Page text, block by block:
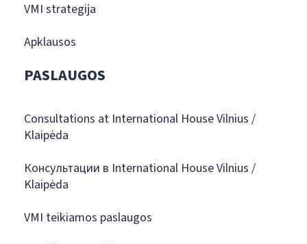
VMI strategija
Apklausos
PASLAUGOS
Consultations at International House Vilnius /
Klaipėda
Консультации в International House Vilnius /
Klaipėda
VMI teikiamos paslaugos